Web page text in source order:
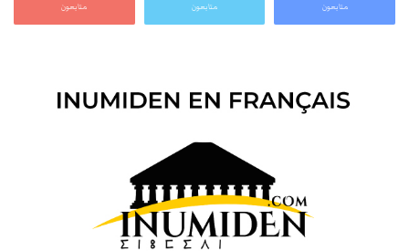
متابعون متابعون متابعون